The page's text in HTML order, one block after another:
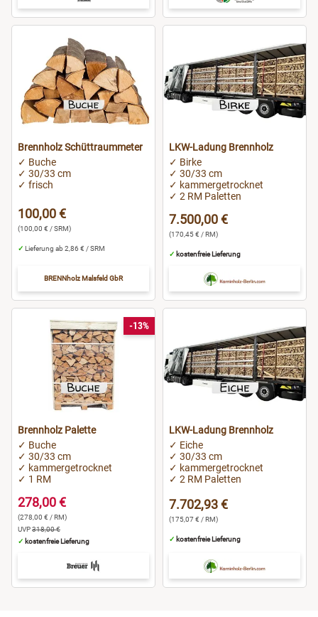
Brennholz Schüttraummeter
✓ Buche
✓ 30/33 cm
✓ frisch
100,00 €
(100,00 € / SRM)
✓ Lieferung ab 2,86 € / SRM
BRENNholz Malsfeld GbR
LKW-Ladung Brennholz
✓ Birke
✓ 30/33 cm
✓ kammergetrocknet
✓ 2 RM Paletten
7.500,00 €
(170,45 € / RM)
✓ kostenfreie Lieferung
-13%
Brennholz Palette
✓ Buche
✓ 30/33 cm
✓ kammergetrocknet
✓ 1 RM
278,00 €
(278,00 € / RM)
UVP318,00 €
✓ kostenfreie Lieferung
LKW-Ladung Brennholz
✓ Eiche
✓ 30/33 cm
✓ kammergetrocknet
✓ 2 RM Paletten
7.702,93 €
(175,07 € / RM)
✓ kostenfreie Lieferung